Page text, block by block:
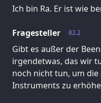
Ich bin Ra. Er ist wie
82.2
Fragesteller
Gibt es außer der
irgendetwas, das wir
noch nicht tun, um die
Instruments zu